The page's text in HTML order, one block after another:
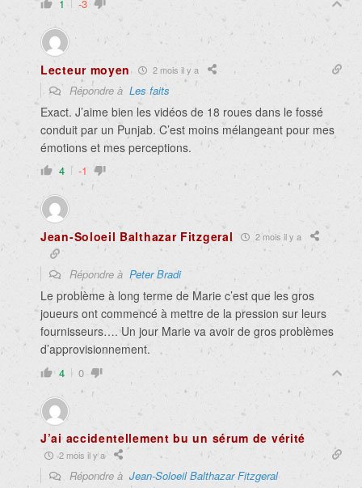
1 -3
Lecteur moyen 2 mois il y a
Répondre à Les faits
Exact. J’aime bien les vidéos de 18 roues dans le fossé
conduit par un Punjab. C’est moins mélangeant pour mes
émotions et mes perceptions.
4 -1
Jean-Soloeil Balthazar Fitzgeral 2 mois il y a
Répondre à Peter Bradi
Le problème à long terme de Marie c’est que les gros
joueurs ont commencé à mettre de la pression sur leurs
fournisseurs…. Un jour Marie va avoir de gros problèmes
d’approvisionnement.
4 0
J’ai accidentellement bu un sérum de vérité
2 mois il y a
Répondre à Jean-Soloeil Balthazar Fitzgeral